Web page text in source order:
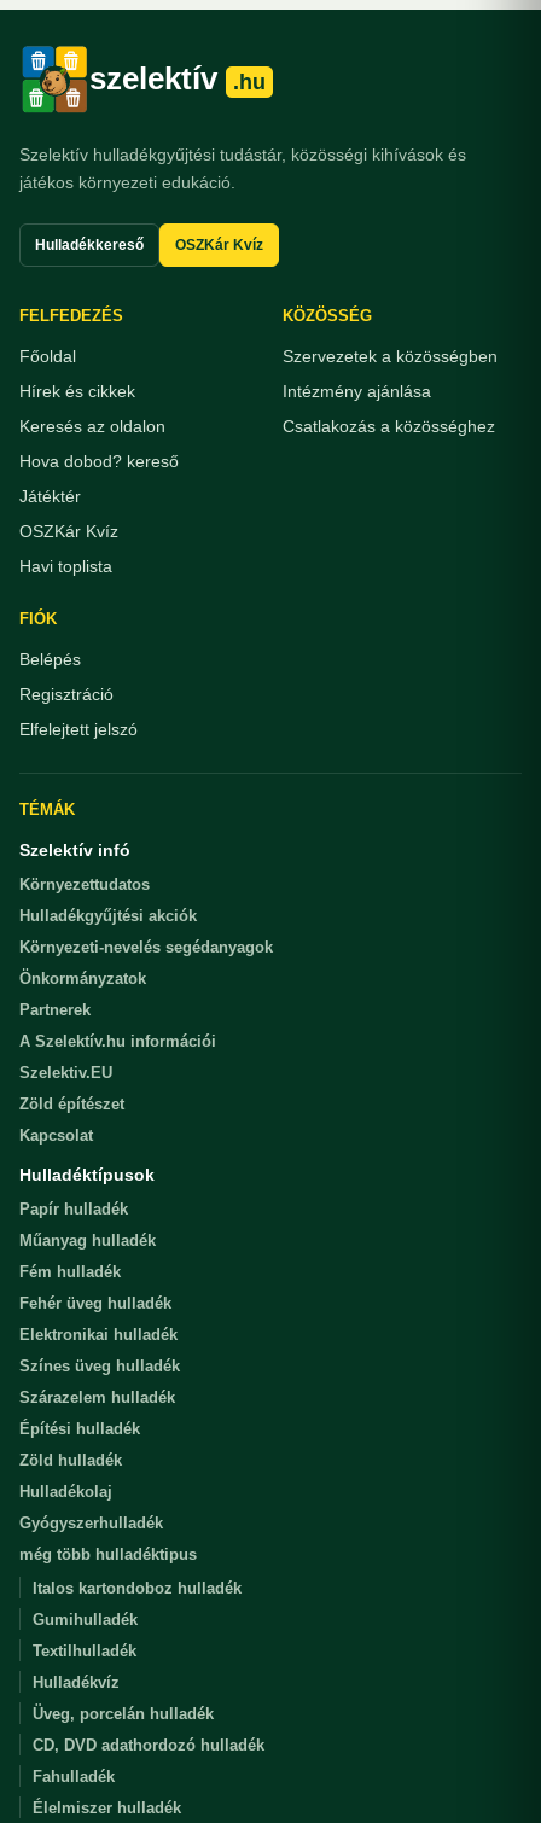
szelektív .hu
Szelektív hulladékgyűjtési tudástár, közösségi kihívások és
játékos környezeti edukáció.
Hulladékkereső OSZKár Kvíz
FELFEDEZÉS
Főoldal
Hírek és cikkek
Keresés az oldalon
Hova dobod? kereső
Játéktér
OSZKár Kvíz
Havi toplista
KÖZÖSSÉG
Szervezetek a közösségben
Intézmény ajánlása
Csatlakozás a közösséghez
FIÓK
Belépés
Regisztráció
Elfelejtett jelszó
TÉMÁK
Szelektív infó
Környezettudatos
Hulladékgyűjtési akciók
Környezeti-nevelés segédanyagok
Önkormányzatok
Partnerek
A Szelektív.hu információi
Szelektiv.EU
Zöld építészet
Kapcsolat
Hulladéktípusok
Papír hulladék
Műanyag hulladék
Fém hulladék
Fehér üveg hulladék
Elektronikai hulladék
Színes üveg hulladék
Szárazelem hulladék
Építési hulladék
Zöld hulladék
Hulladékolaj
Gyógyszerhulladék
még több hulladéktipus
Italos kartondoboz hulladék
Gumihulladék
Textilhulladék
Hulladékvíz
Üveg, porcelán hulladék
CD, DVD adathordozó hulladék
Fahulladék
Élelmiszer hulladék